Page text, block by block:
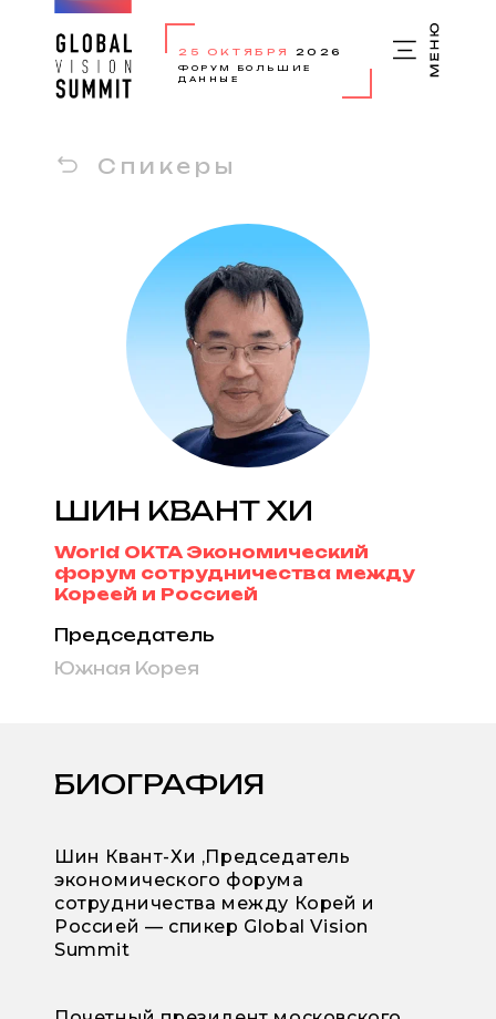
25 ОКТЯБРЯ 2026
ФОРУМ БОЛЬШИЕ
ДАННЫЕ
Спикеры
ШИН КВАНТ ХИ
World OKTA Экономический
форум сотрудничества между
Кореей и Россией
Председатель
Южная Корея
БИОГРАФИЯ
Шин Квант-Хи ,Председатель
экономического форума
сотрудничества между Корей и
Россией — спикер Global Vision
Summit